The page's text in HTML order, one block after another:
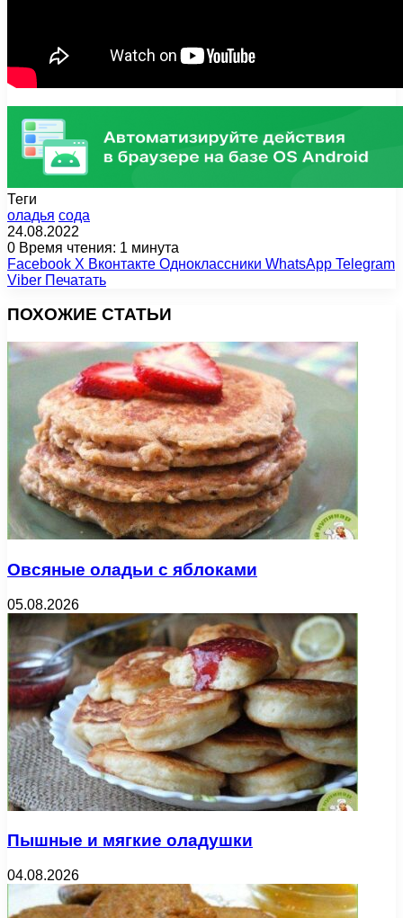
Теги
оладья сода
24.08.2022
0 Время чтения: 1 минута
Facebook X Вконтакте Одноклассники WhatsApp Telegram
Viber Печатать
ПОХОЖИЕ СТАТЬИ
Овсяные оладьи с яблоками
05.08.2026
Пышные и мягкие оладушки
04.08.2026